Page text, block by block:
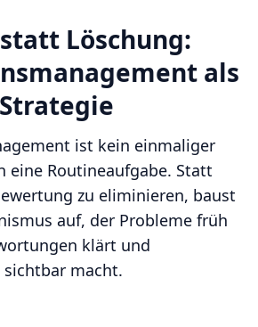
Löschung:
als
ist kein einmaliger
eine Routineaufgabe. Statt
zu eliminieren, baust
auf, der Probleme früh
klärt und
sichtbar macht.